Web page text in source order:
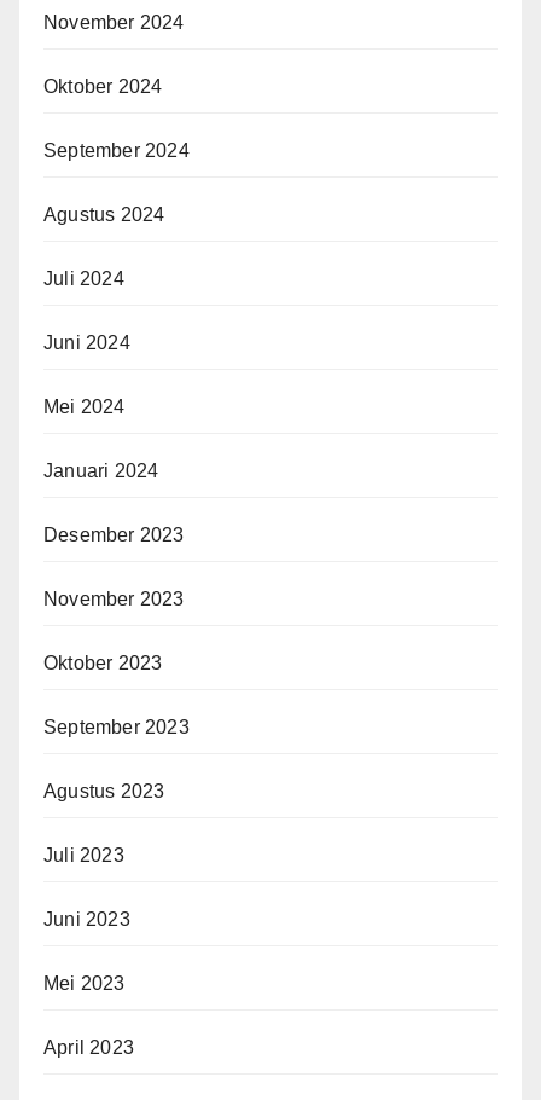
November 2024
Oktober 2024
September 2024
Agustus 2024
Juli 2024
Juni 2024
Mei 2024
Januari 2024
Desember 2023
November 2023
Oktober 2023
September 2023
Agustus 2023
Juli 2023
Juni 2023
Mei 2023
April 2023